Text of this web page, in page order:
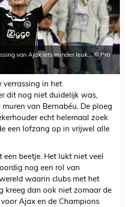
van Ajax iets minder leuk... © Pro
verrassing in het
dit nog niet duidelijk was,
van Bernabéu. De ploeg
echt helemaal zoek
een lofzang op in vrijwel alle
een beetje. Het lukt niet veel
nog een rol van
waarin clubs met het
kreeg dan ook niet zomaar de
Ajax en de Champions